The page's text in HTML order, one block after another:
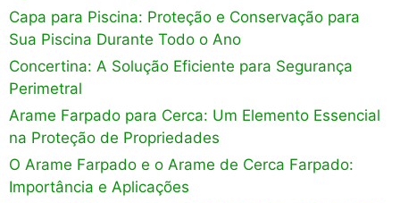
Capa para Piscina: Proteção e Conservação para
Sua Piscina Durante Todo o Ano
Concertina: A Solução Eficiente para Segurança
Perimetral
Arame Farpado para Cerca: Um Elemento Essencial
na Proteção de Propriedades
O Arame Farpado e o Arame de Cerca Farpado:
Importância e Aplicações